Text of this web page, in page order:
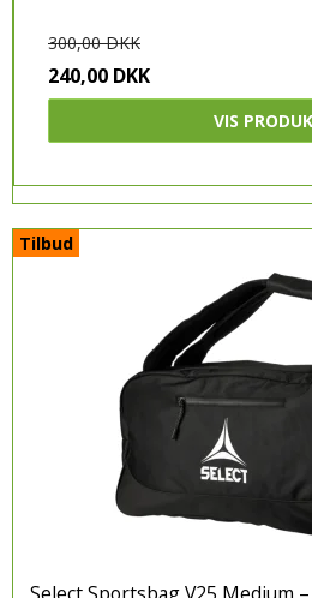
300,00 DKK
240,00 DKK
VIS
Tilbud